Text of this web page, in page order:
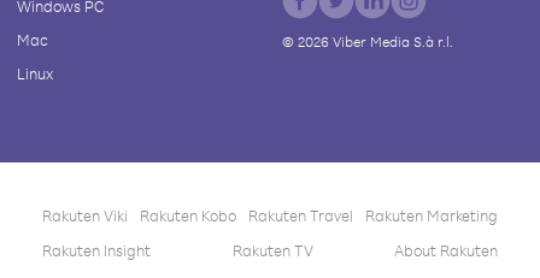
Windows PC
Mac
Linux
© 2026Viber Media S.à r.l.
Rakuten Viki Rakuten Kobo Rakuten Travel
Rakuten Marketing
Rakuten Insight
Rakuten TV About Rakuten